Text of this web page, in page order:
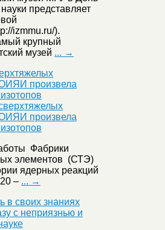
представляет
izmmu.ru/).
крупный
музей ... →
произвела
Фабрики
элементов (СТЭ)
ядерных реакций
– ... →
в своих знаниях
с неприязнью и